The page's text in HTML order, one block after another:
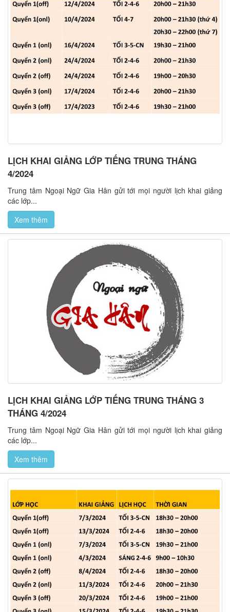
LỊCH KHAI GIẢNG LỚP TIẾNG TRUNG THÁNG
4/2024
Trung tâm Ngoại Ngữ Gia Hân gửi tới mọi người lịch khai giảng
các lớp...
Xem thêm
LỊCH KHAI GIẢNG LỚP TIẾNG TRUNG THÁNG 3
THÁNG 4/2024
Trung tâm Ngoại Ngữ Gia Hân gửi tới mọi người lịch khai giảng
các lớp...
Xem thêm